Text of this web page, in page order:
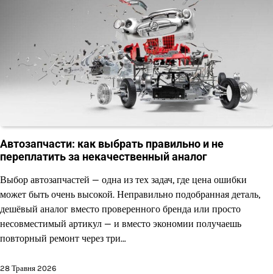
Автозапчасти: как выбрать правильно и не
переплатить за некачественный аналог
Выбор автозапчастей — одна из тех задач, где цена ошибки
может быть очень высокой. Неправильно подобранная деталь,
дешёвый аналог вместо проверенного бренда или просто
несовместимый артикул — и вместо экономии получаешь
повторный ремонт через три…
28 Травня 2026